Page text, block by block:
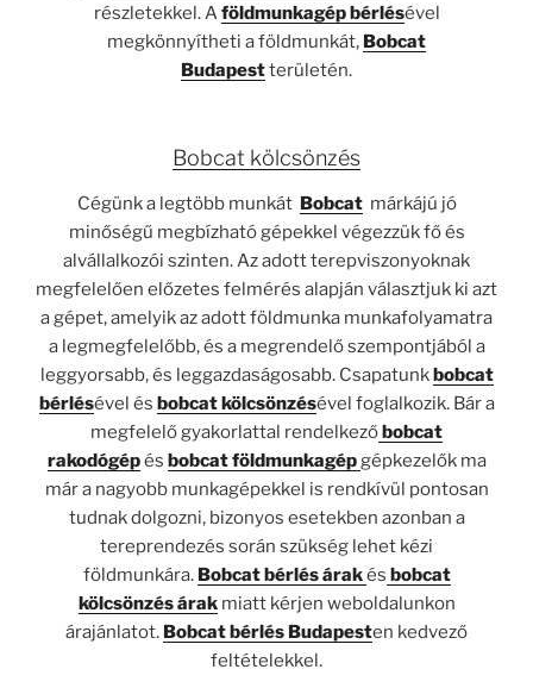
részletekkel. Aföldmunkagép bérlésével
megkönnyítheti a földmunkát, Bobcat
Budapestterületén.
Bobcat kölcsönzés
Cégünk a legtöbb munkát Bobcat márkájú jó
minőségű megbízható gépekkel végezzük fő és
alvállalkozói szinten. Az adott terepviszonyoknak
megfelelően előzetes felmérés alapján választjuk ki azt
a gépet, amelyik az adott földmunka munkafolyamatra
a legmegfelelőbb, és a megrendelő szempontjából a
leggyorsabb, és leggazdaságosabb. Csapatunkbobcat
bérlésével és bobcat kölcsönzésével foglalkozik. Bár a
megfelelő gyakorlattal rendelkezőbobcat
rakodógépés bobcat földmunkagépgépkezelők ma
már a nagyobb munkagépekkel is rendkívül pontosan
tudnak dolgozni, bizonyos esetekben azonban a
tereprendezés során szükség lehet kézi
földmunkára. Bobcat bérlés árakés bobcat
kölcsönzés árakmiatt kérjen weboldalunkon
árajánlatot. Bobcat bérlés Budapesten kedvező
feltételekkel.